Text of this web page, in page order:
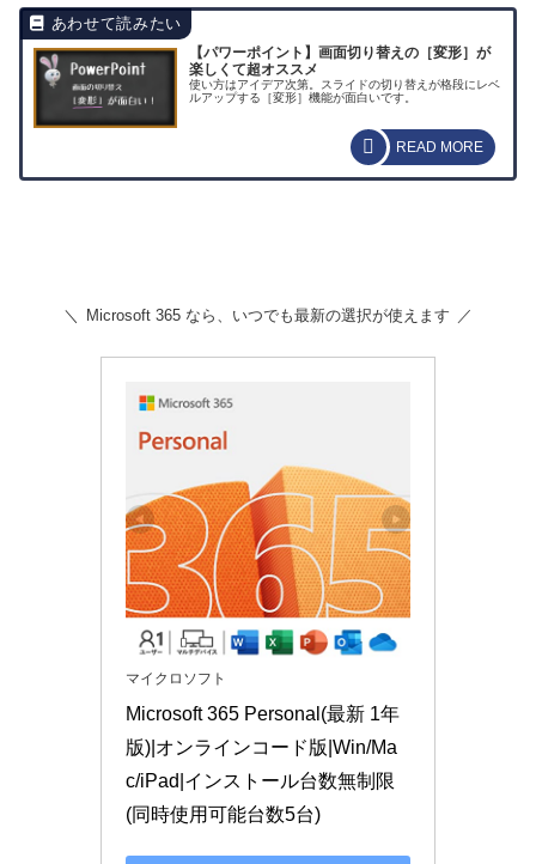
【パワーポイント】画面切り替えの［変形］が
楽しくて超オススメ
使い方はアイデア次第。スライドの切り替えが格段にレベ
ルアップする［変形］機能が面白いです。
Microsoft 365 なら、いつでも最新の選択が使えます
マイクロソフト
Microsoft 365 Personal(最新 1年
版)|オンラインコード版|Win/Ma
c/iPad|インストール台数無制限
(同時使用可能台数5台)